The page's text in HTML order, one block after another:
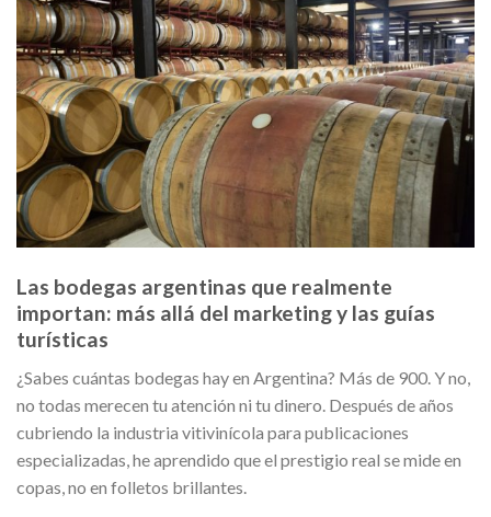
Las bodegas argentinas que realmente
importan: más allá del marketing y las guías
turísticas
¿Sabes cuántas bodegas hay en Argentina? Más de 900. Y no,
no todas merecen tu atención ni tu dinero. Después de años
cubriendo la industria vitivinícola para publicaciones
especializadas, he aprendido que el prestigio real se mide en
copas, no en folletos brillantes.